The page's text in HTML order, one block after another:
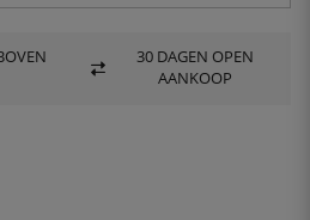
30 DAGEN OPEN
AANKOOP